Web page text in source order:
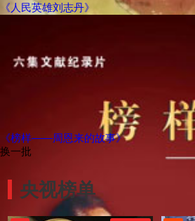
《人民英雄刘志丹》
《榜样——周恩来的故事》
换一批
央视榜单